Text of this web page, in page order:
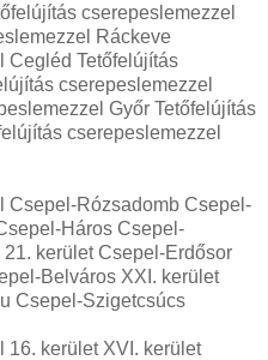
cserepeslemezzel
Ráckeve
Cegléd Tetőfelújítás
cserepeslemezzel
Győr Tetőfelújítás
cserepeslemezzel
Csepel-Rózsadomb Csepel-
Háros Csepel-
kerület Csepel-Erdősor
Belváros XXI. kerület
Csepel-Szigetcsúcs
16. kerület XVI. kerület